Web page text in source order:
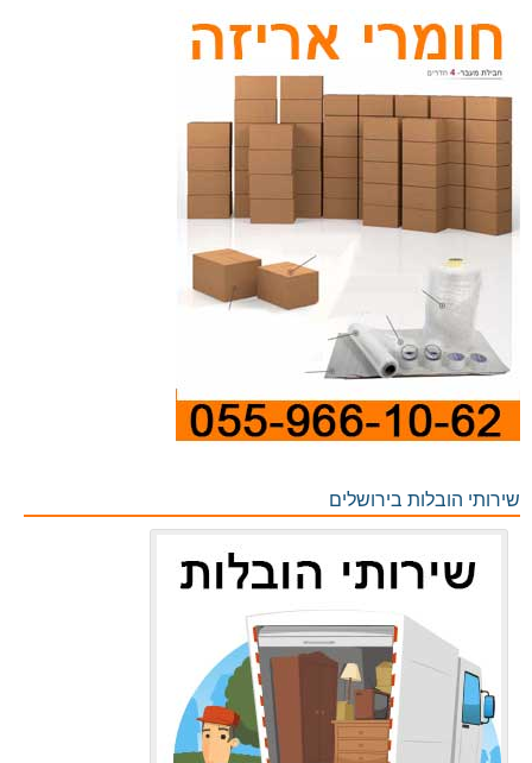
שירותי הובלות בירושלים